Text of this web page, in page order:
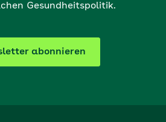
Gesundheitspolitik.
abonnieren